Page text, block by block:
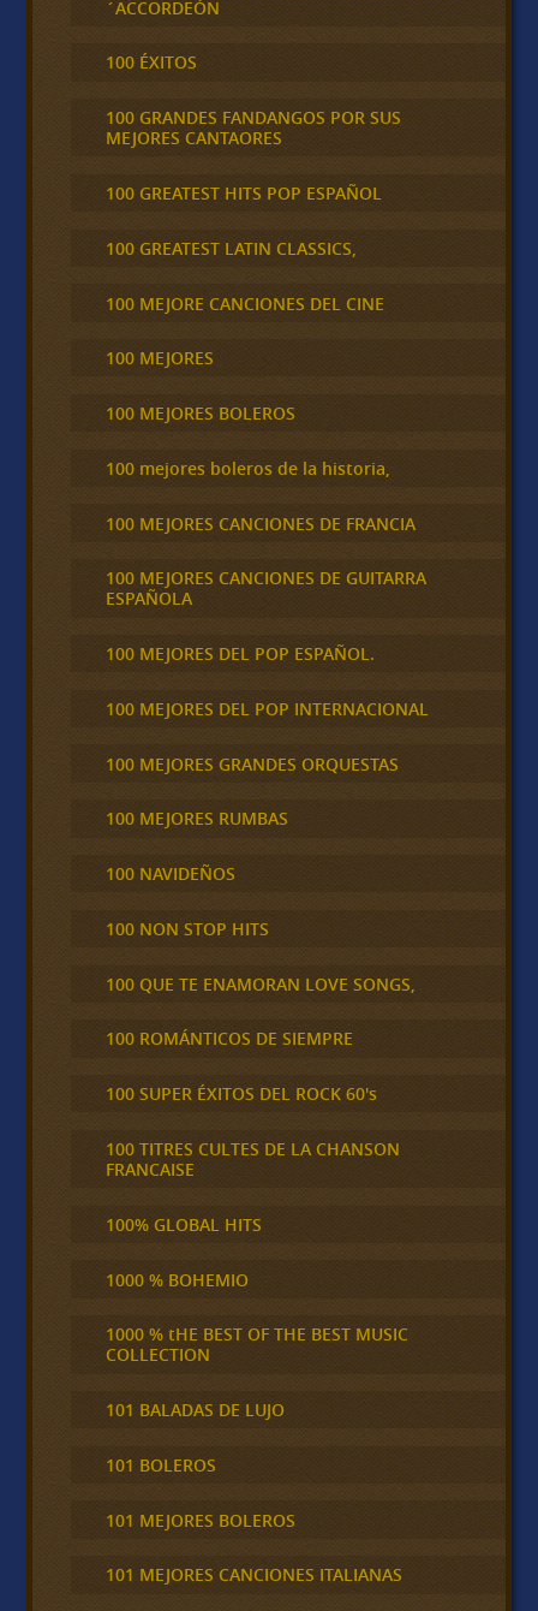
´ACCORDEÓN
100 ÉXITOS
100 GRANDES FANDANGOS POR SUS
MEJORES CANTAORES
100 GREATEST HITS POP ESPAÑOL
100 GREATEST LATIN CLASSICS,
100 MEJORE CANCIONES DEL CINE
100 MEJORES
100 MEJORES BOLEROS
100 mejores boleros de la historia,
100 MEJORES CANCIONES DE FRANCIA
100 MEJORES CANCIONES DE GUITARRA
ESPAÑOLA
100 MEJORES DEL POP ESPAÑOL.
100 MEJORES DEL POP INTERNACIONAL
100 MEJORES GRANDES ORQUESTAS
100 MEJORES RUMBAS
100 NAVIDEÑOS
100 NON STOP HITS
100 QUE TE ENAMORAN LOVE SONGS,
100 ROMÁNTICOS DE SIEMPRE
100 SUPER ÉXITOS DEL ROCK 60's
100 TITRES CULTES DE LA CHANSON
FRANCAISE
100% GLOBAL HITS
1000 % BOHEMIO
1000 % tHE BEST OF THE BEST MUSIC
COLLECTION
101 BALADAS DE LUJO
101 BOLEROS
101 MEJORES BOLEROS
101 MEJORES CANCIONES ITALIANAS